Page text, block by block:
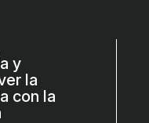
y
la
con la